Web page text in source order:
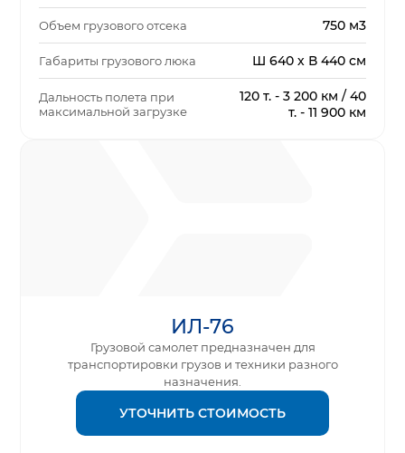
Объем грузового отсека 750 м3
Габариты грузового люка Ш 640 х В 440 см
Дальность полета при
максимальной загрузке
120 т. - 3 200 км / 40
т. - 11 900 км
ИЛ-76
Грузовой самолет предназначен для
транспортировки грузов и техники разного
назначения.
УТОЧНИТЬ СТОИМОСТЬ